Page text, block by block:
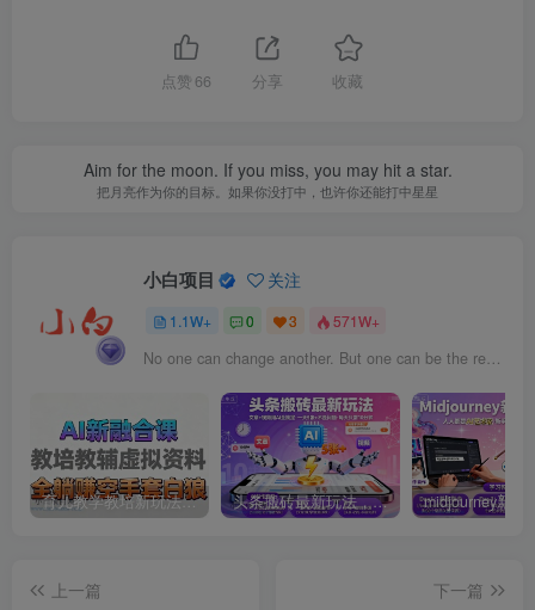
点赞 66 分享 收藏
Aim for the moon. If you miss, you may hit a star.
把月亮作为你的目标。如果你没打中，也许你还能打中星星
小白项目 关注
1.1W+ 0 3 571W+
育儿教学教培新玩法，AI生成教学视频，市场大，操作简单，变现天花板非常高 头条搬砖最新玩法，文章+视频用AI全搞定，一天5张+不是问题，每天只需10分钟
上一篇
下一篇